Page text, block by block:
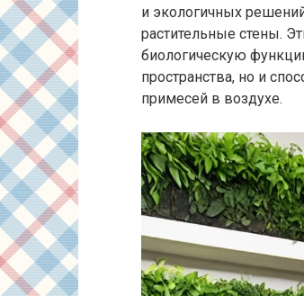
и экологичных
растительные стены.
биологическую
пространства, но и
примесей в воздухе.